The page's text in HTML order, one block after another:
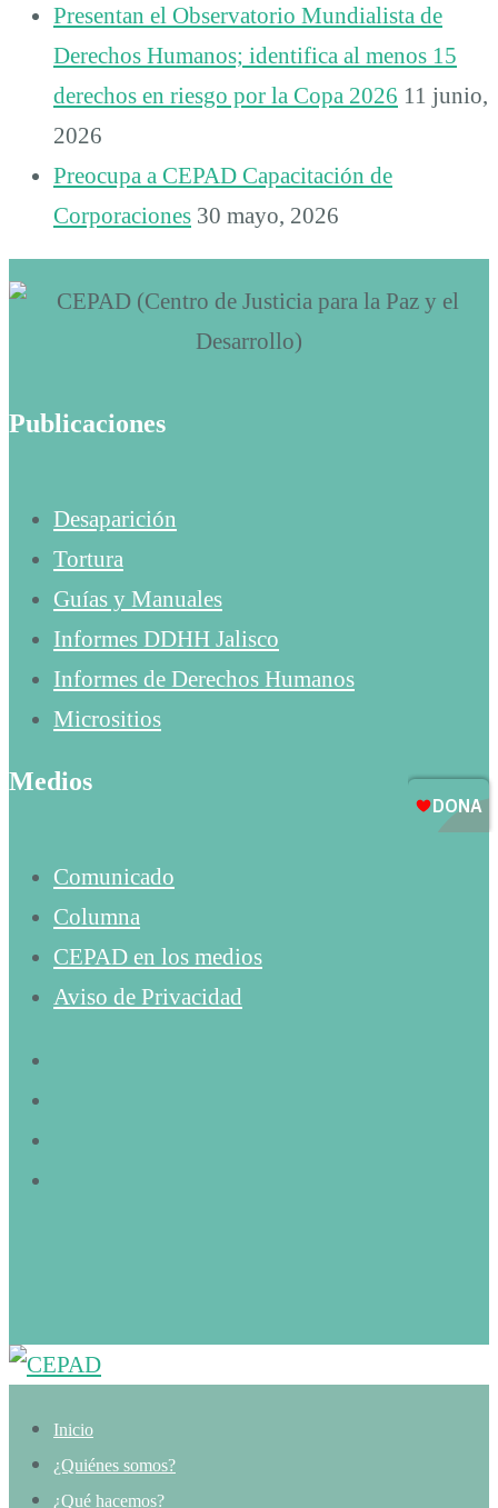
Presentan el Observatorio Mundialista de
Derechos Humanos; identifica al menos 15
derechos en riesgo por la Copa 2026 11 junio,
2026
Preocupa a CEPAD Capacitación de
Corporaciones 30 mayo, 2026
Publicaciones
Desaparición
Tortura
Guías y Manuales
Informes DDHH Jalisco
Informes de Derechos Humanos
Micrositios
Medios
Comunicado
Columna
CEPAD en los medios
Aviso de Privacidad
Inicio
¿Quiénes somos?
¿Qué hacemos?